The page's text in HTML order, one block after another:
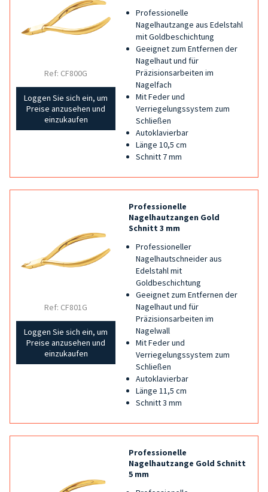
Ref: CF800G
Loggen Sie sich ein, um
Preise anzusehen und
einzukaufen
Professionelle
Nagelhautzange aus Edelstahl
mit Goldbeschichtung
Geeignet zum Entfernen der
Nagelhaut und für
Präzisionsarbeiten im
Nagelfach
Mit Feder und
Verriegelungssystem zum
Schließen
Autoklavierbar
Länge 10,5 cm
Schnitt 7 mm
Ref: CF801G
Loggen Sie sich ein, um
Preise anzusehen und
einzukaufen
Professionelle
Nagelhautzangen Gold
Schnitt 3 mm
Professioneller
Nagelhautschneider aus
Edelstahl mit
Goldbeschichtung
Geeignet zum Entfernen der
Nagelhaut und für
Präzisionsarbeiten im
Nagelwall
Mit Feder und
Verriegelungssystem zum
Schließen
Autoklavierbar
Länge 11,5 cm
Schnitt 3 mm
Professionelle
Nagelhautzange Gold Schnitt
5 mm